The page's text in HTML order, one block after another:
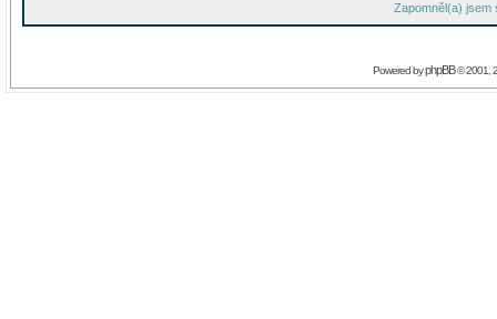
Zapomněl(a) jsem
Powered byphpBB© 2001,